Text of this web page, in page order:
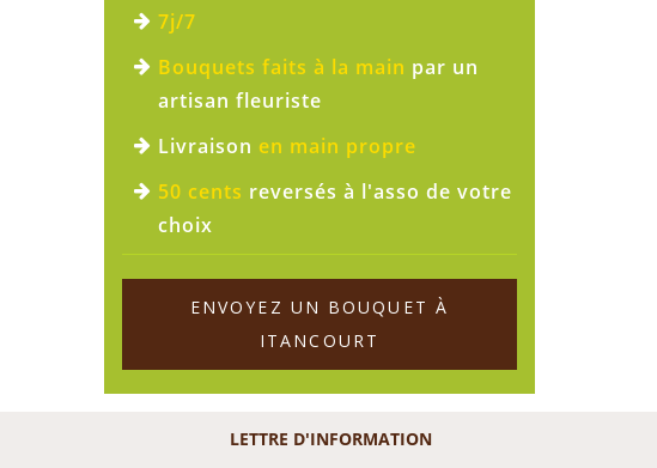
7j/7
Bouquets faits à la main par un
artisan fleuriste
Livraison en main propre
50 cents reversés à l'asso de votre
choix
ENVOYEZ UN BOUQUET À
ITANCOURT
LETTRE D'INFORMATION